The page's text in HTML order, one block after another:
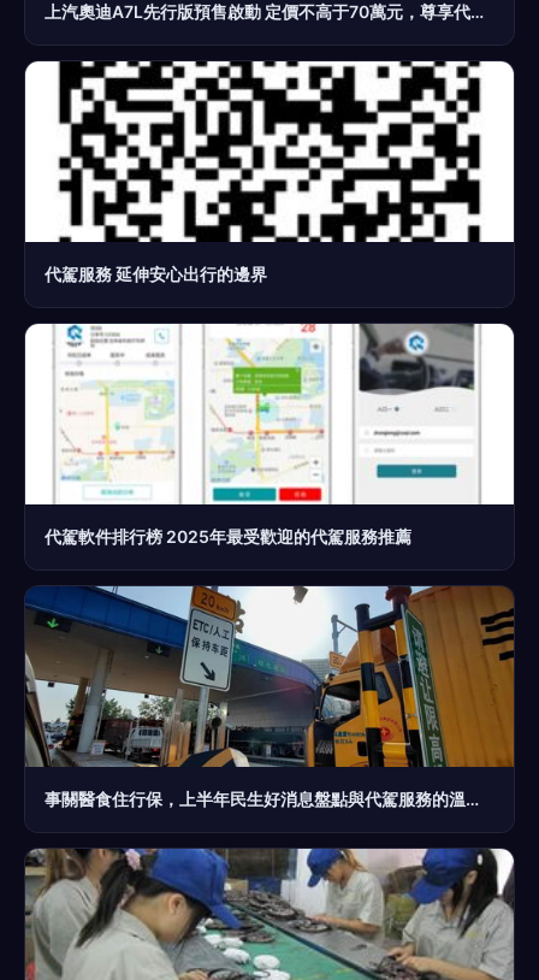
上汽奧迪A7L先行版預售啟動 定價不高于70萬元，尊享代駕服務
代駕服務 延伸安心出行的邊界
代駕軟件排行榜 2025年最受歡迎的代駕服務推薦
事關醫食住行保，上半年民生好消息盤點與代駕服務的溫暖延伸